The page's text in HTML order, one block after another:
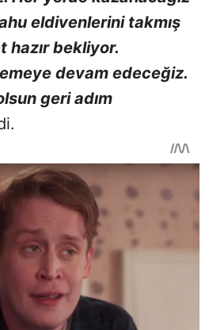
eldivenlerini takmış
hazır bekliyor.
devam edeceğiz.
geri adım